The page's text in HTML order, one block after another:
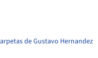
de Gustavo Hernandez